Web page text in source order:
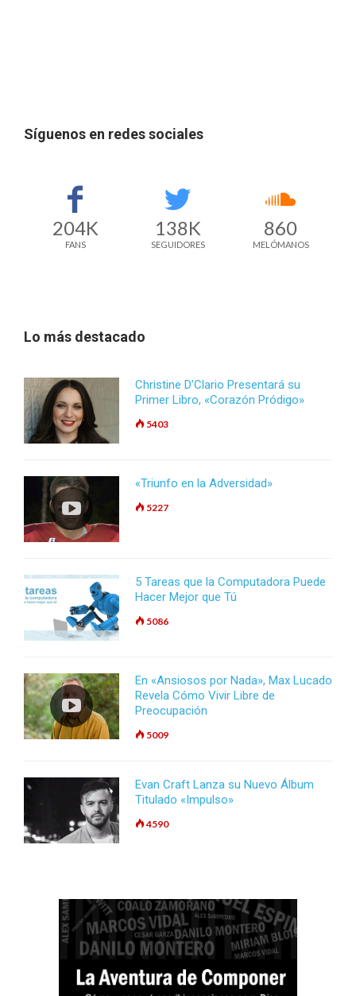
Síguenos en redes sociales
204K
FANS
138K
SEGUIDORES
860
MELÓMANOS
Lo más destacado
Christine D’Clario Presentará su
Primer Libro, «Corazón Pródigo»
5403
«Triunfo en la Adversidad»
5227
5 Tareas que la Computadora Puede
Hacer Mejor que Tú
5086
En «Ansiosos por Nada», Max Lucado
Revela Cómo Vivir Libre de
Preocupación
5009
Evan Craft Lanza su Nuevo Álbum
Titulado «Impulso»
4590